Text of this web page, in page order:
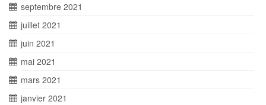
septembre 2021
juillet 2021
juin 2021
mai 2021
mars 2021
janvier 2021